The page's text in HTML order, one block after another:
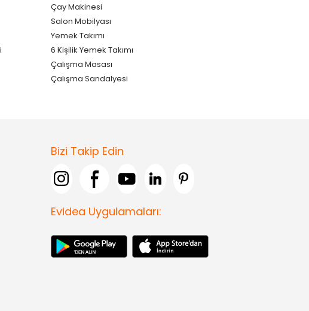
Çay Makinesi
Salon Mobilyası
Yemek Takımı
6 Kişilik Yemek Takımı
Çalışma Masası
Çalışma Sandalyesi
Bizi Takip Edin
Evidea Uygulamaları: